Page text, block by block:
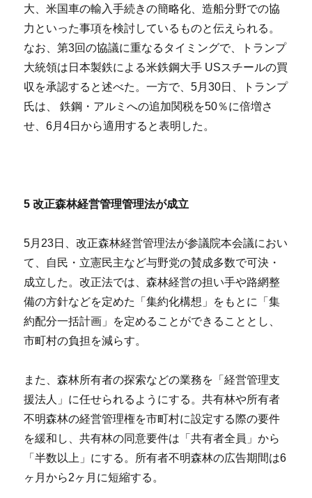
大、米国車の輸入手続きの簡略化、造船分野での協
力といった事項を検討しているものと伝えられる。
なお、第3回の協議に重なるタイミングで、トランプ
大統領は日本製鉄による米鉄鋼大手 USスチールの買
収を承認すると述べた。一方で、5月30日、トランプ
氏は、 鉄鋼・アルミへの追加関税を50％に倍増さ
せ、6月4日から適用すると表明した。
5改正森林経営管理管理法が成立
5月23日、改正森林経営管理法が参議院本会議におい
て、自民・立憲民主など与野党の賛成多数で可決・
成立した。改正法では、森林経営の担い手や路網整
備の方針などを定めた「集約化構想」をもとに「集
約配分一括計画」を定めることができることとし、
市町村の負担を減らす。
また、森林所有者の探索などの業務を「経営管理支
援法人」に任せられるようにする。共有林や所有者
不明森林の経営管理権を市町村に設定する際の要件
を緩和し、共有林の同意要件は「共有者全員」から
「半数以上」にする。所有者不明森林の広告期間は6
ヶ月から2ヶ月に短縮する。